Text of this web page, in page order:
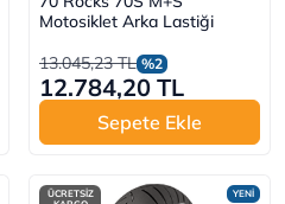
Motosiklet Arka Lastiği
13.045,23 TL %2
12.784,20 TL
Sepete Ekle
YENİ
ÜCRETSİZ